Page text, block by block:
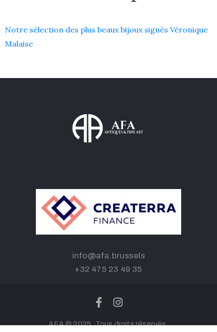
Notre sélection des plus beaux bijoux signés Véronique
Malaise
info@afa.brussels
+32 475 23 49 35
AFA © 2025. Tous droits réservés.